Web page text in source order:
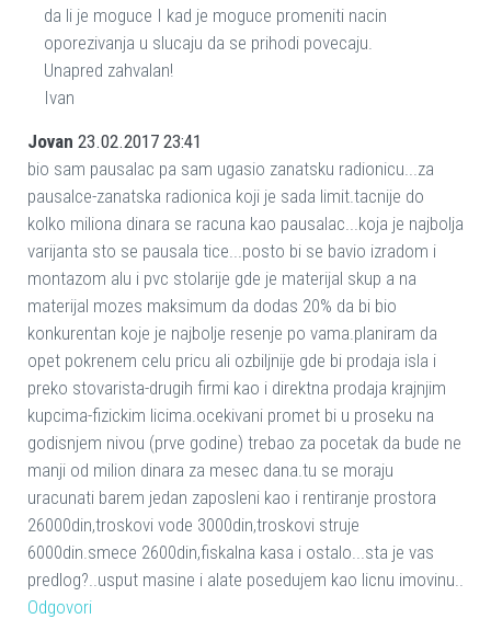
da li je moguce I kad je moguce promeniti nacin
oporezivanja u slucaju da se prihodi povecaju.
Unapred zahvalan!
Ivan
Jovan 23.02.2017 23:41
bio sam pausalac pa sam ugasio zanatsku radionicu...za
pausalce-zanatska radionica koji je sada limit.tacnije do
kolko miliona dinara se racuna kao pausalac...koja je najbolja
varijanta sto se pausala tice...posto bi se bavio izradom i
montazom alu i pvc stolarije gde je materijal skup a na
materijal mozes maksimum da dodas 20% da bi bio
konkurentan koje je najbolje resenje po vama.planiram da
opet pokrenem celu pricu ali ozbiljnije gde bi prodaja isla i
preko stovarista-drugih firmi kao i direktna prodaja krajnjim
kupcima-fizickim licima.ocekivani promet bi u proseku na
godisnjem nivou (prve godine) trebao za pocetak da bude ne
manji od milion dinara za mesec dana.tu se moraju
uracunati barem jedan zaposleni kao i rentiranje prostora
26000din,troskovi vode 3000din,troskovi struje
6000din.smece 2600din,fiskalna kasa i ostalo...sta je vas
predlog?..usput masine i alate posedujem kao licnu imovinu..
Odgovori